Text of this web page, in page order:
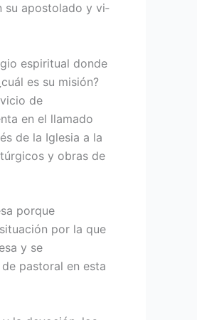
su apostolado y vi­
espiritual donde
es su misión?
de
en el llamado
de la Iglesia a la
y obras de
porque
por la que
y se
pastoral en esta